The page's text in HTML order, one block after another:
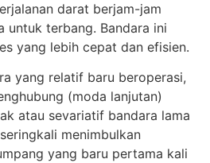
darat berjam-jam
untuk terbang. Bandara ini
yang lebih cepat dan efisien.
yang relatif baru beroperasi,
(moda lanjutan)
atau sevariatif bandara lama
menimbulkan
yang baru pertama kali